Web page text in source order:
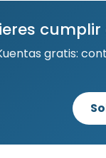
gratis: